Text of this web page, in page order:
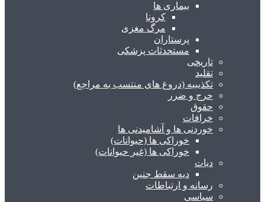
بیماری ها
کرونا
مرگ مغزی
پرستاران
مستحدثات پزشکی
تاریخی
تقلید
تکذیبیه (دروغ های منتسب به مراجع)
حرج و ضرر
حقوق
خرافات
خوردنی ها و آشامیدنی ها
خوراکی ها (حیوانات)
خوراکی ها (غیر حیوانات)
دیات
دیه سقط جنین
رسانه و ارتباطات
سیاسی